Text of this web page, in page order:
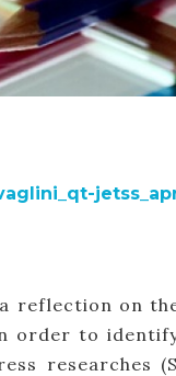
reflection on
order to
researches